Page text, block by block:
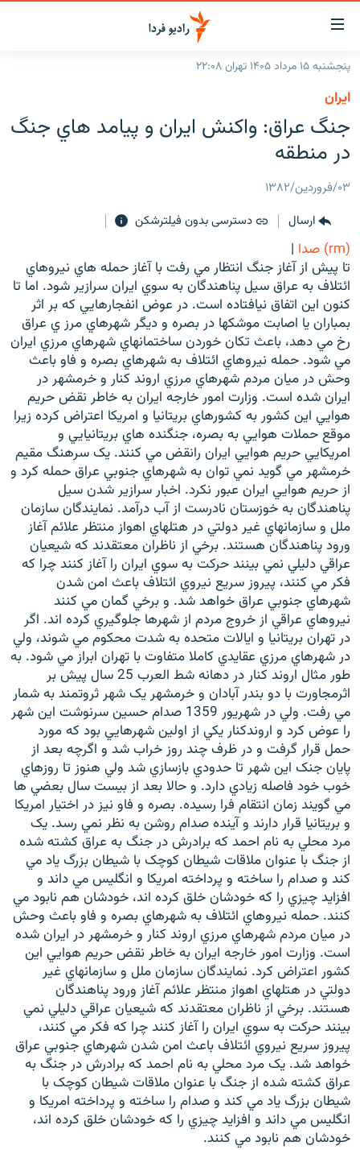
لینک‌های
قابلیت
دسترسی
بازگشت
منوی
اصلی
رفتن
صفحه
جستجو
ایران
جهان
برنامه‌های رادیویی
فرکانس‌ها
پادکست
چندرسانه‌ای
گزارش‌های تصویری
گزارش‌های ویدئویی
زنان فردا
English
به ما بپیوندید
زبان‌های دیگر
پنجشنبه ۱۵ مرداد ۱۴۰۵ تهران ۲۲:۰۸
ايران
جنگ عراق: واكنش ايران و پيامد هاي جنگ
در منطقه
۰۳/فروردین/۱۳۸۲
ارسال
دسترسی بدون فیلترشکن
(rm) صدا
|
تا پيش از آغاز جنگ انتظار مي رفت با آغاز حمله هاي نيروهاي
ائتلاف به عراق سيل پناهندگان به سوي ايران سرازير شود. اما تا
کنون اين اتفاق نيافتاده است. در عوض انفجارهايي که بر اثر
بمباران يا اصابت موشکها در بصره و ديگر شهرهاي مرز ي عراق
رخ مي دهد، باعث تکان خوردن ساختمانهاي شهرهاي مرزي ايران
مي شود. حمله نيروهاي ائتلاف به شهرهاي بصره و فاو باعث
وحش در ميان مردم شهرهاي مرزي اروند کنار و خرمشهر در
ايران شده است. وزارت امور خارجه ايران به خاطر نقض حريم
هوايي اين کشور به کشورهاي بريتانيا و امريکا اعتراض کرده زيرا
موقع حملات هوايي به بصره، جنگنده هاي بريتانيايي و
امريکايي حريم هوايي ايران رانقض مي کنند. يک سرهنگ مقيم
خرمشهر مي گويد نمي توان به شهرهاي جنوبي عراق حمله کرد و
از حريم هوايي ايران عبور نکرد. اخبار سرازير شدن سيل
پناهندگان به خوزستان نادرست از آب درآمد. نمايندگان سازمان
ملل و سازمانهاي غير دولتي در هتلهاي اهواز منتظر علائم آغاز
ورود پناهندگان هستند. برخي از ناظران معتقدند که شيعيان
عراقي دليلي نمي بينند حرکت به سوي ايران را آغاز کنند چرا که
فکر مي کنند، پيروز سريع نيروي ائتلاف باعث امن شدن
شهرهاي جنوبي عراق خواهد شد. و برخي گمان مي کنند
نيروهاي عراقي از خروج مردم از شهرها جلوگيري کرده اند. اگر
در تهران بريتانيا و ايالات متحده به شدت محکوم مي شوند، ولي
در شهرهاي مرزي عقايدي کاملا متفاوت با تهران ابراز مي شود. به
طور مثال اروند کنار در دهانه شط العرب 25 سال پيش بر
اثرمجاورت با دو بندر آبادان و خرمشهر يک شهر ثروتمند به شمار
مي رفت. ولي در شهريور 1359 صدام حسين سرنوشت اين شهر
را عوض کرد و اروندکنار يکي از اولين شهرهايي بود که مورد
حمل قرار گرفت و در ظرف چند روز خراب شد و اگرچه بعد از
پايان جنک اين شهر تا حدودي بازسازي شد ولي هنوز تا روزهاي
خوب خود فاصله زيادي دارد. و حالا بعد از بيست سال بعضي ها
مي گويند زمان انتقام فرا رسيده. بصره و فاو نيز در اختيار امريکا
و بريتانيا قرار دارند و آينده صدام روشن به نظر نمي رسد. يک
مرد محلي به نام احمد که برادرش در جنگ به عراق کشته شده
از جنگ با عنوان ملاقات شيطان کوچک با شيطان بزرگ ياد مي
کند و صدام را ساخته و پرداخته امريکا و انگليس مي داند و
افزايد چيزي را که خودشان خلق کرده اند، خودشان هم نابود مي
کنند. حمله نيروهاي ائتلاف به شهرهاي بصره و فاو باعث وحش
در ميان مردم شهرهاي مرزي اروند کنار و خرمشهر در ايران شده
است. وزارت امور خارجه ايران به خاطر نقض حريم هوايي اين
کشور اعتراض کرد. نمايندگان سازمان ملل و سازمانهاي غير
دولتي در هتلهاي اهواز منتظر علائم آغاز ورود پناهندگان
هستند. برخي از ناظران معتقدند که شيعيان عراقي دليلي نمي
بينند حرکت به سوي ايران را آغاز کنند چرا که فکر مي کنند،
پيروز سريع نيروي ائتلاف باعث امن شدن شهرهاي جنوبي عراق
خواهد شد. يک مرد محلي به نام احمد که برادرش در جنگ به
عراق کشته شده از جنگ با عنوان ملاقات شيطان کوچک با
شيطان بزرگ ياد مي کند و صدام را ساخته و پرداخته امريکا و
انگليس مي داند و افزايد چيزي را که خودشان خلق کرده اند،
خودشان هم نابود مي کنند.